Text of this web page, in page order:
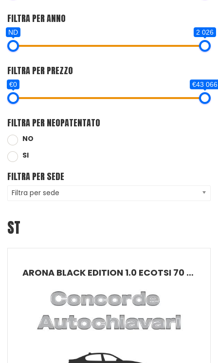
FILTRA PER ANNO
ND 2 026
FILTRA PER PREZZO
€0 €43 066
FILTRA PER NEOPATENTATO
NO
SI
FILTRA PER SEDE
Filtra per sede
ST
ARONA BLACK EDITION 1.0 ECOTSI 70 KW (95 CV) BENZINA MANUALE 5 MARCE 2WD